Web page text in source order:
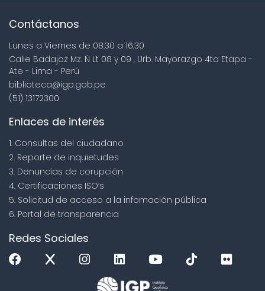
Contáctanos
Lunes a Viernes de 08:30 a 16:30
Calle Badajoz Mz. Ñ Lt 08 y 09 , Urb. Mayorazgo 4ta Etapa -
Ate - Lima - Perú
biblioteca@igp.gob.pe
(51) 13172300
Enlaces de interés
1. Consultas del ciudadano
2. Reporte de inquietudes
3. Denuncias de corupción
4. Certificaciones ISO’s
5. Solicitud de acceso a la infomación pública
6. Portal de transparencia
Redes Sociales